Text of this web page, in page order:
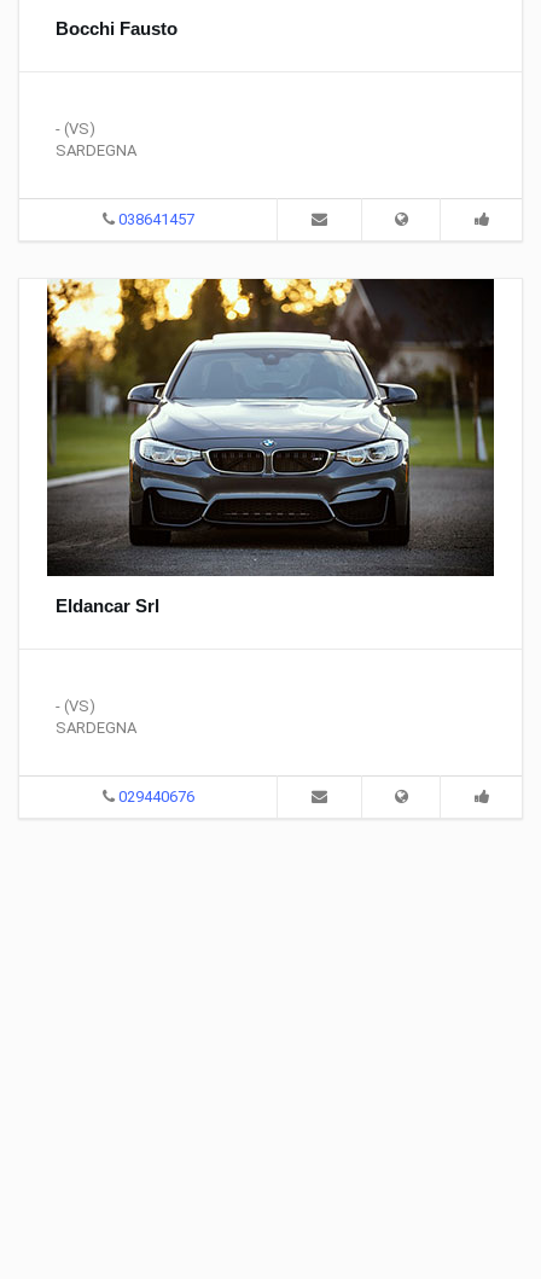
Bocchi Fausto
- (VS)
SARDEGNA
038641457
Eldancar Srl
- (VS)
SARDEGNA
029440676